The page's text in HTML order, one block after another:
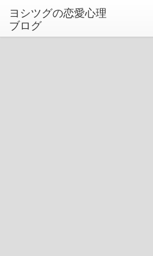
ヨシツグの恋愛心理
ブログ